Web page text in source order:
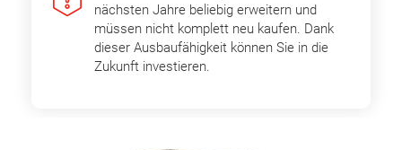
nächsten Jahre beliebig erweitern und
müssen nicht komplett neu kaufen. Dank
dieser Ausbaufähigkeit können Sie in die
Zukunft investieren.